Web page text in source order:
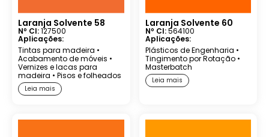
Laranja Solvente 58
Nº CI:127500
Aplicações:
Tintas para madeira •
Acabamento de móveis •
Vernizes e lacas para
madeira • Pisos e folheados
Leia mais
Laranja Solvente 60
Nº CI:564100
Aplicações:
Plásticos de Engenharia •
Tingimento por Rotação•
Masterbatch
Leia mais